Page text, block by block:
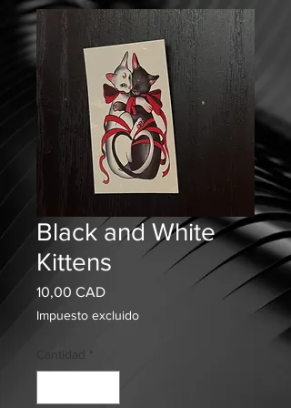
Black and White
Kittens
10,00 CADPrecio
Impuesto excluido
*